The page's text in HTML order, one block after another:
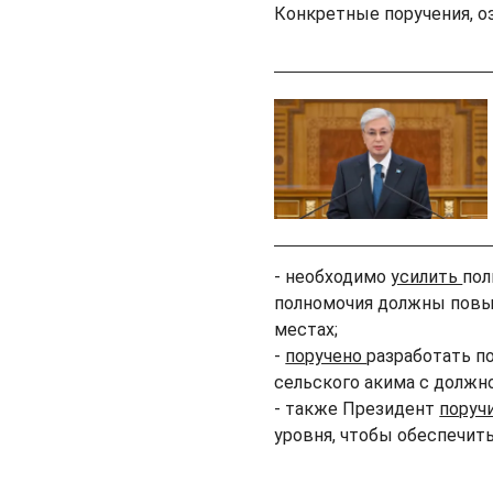
Конкретные поручения,
- необходимоусилить
полномочия должны
местах;
- порученоразработать
сельского акима с
- также Президент
уровня, чтобы